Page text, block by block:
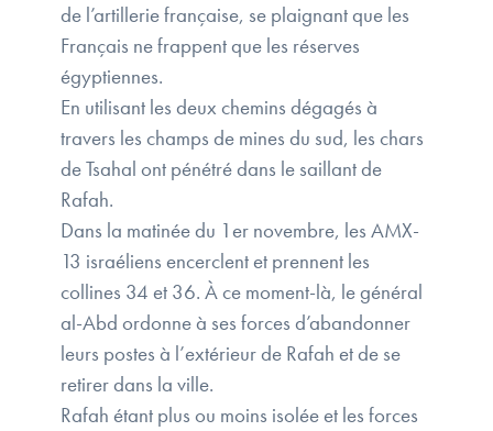
de l’artillerie française, se plaignant que les
Français ne frappent que les réserves
égyptiennes.
En utilisant les deux chemins dégagés à
travers les champs de mines du sud, les chars
de Tsahal ont pénétré dans le saillant de
Rafah.
Dans la matinée du 1er novembre, les AMX-
13 israéliens encerclent et prennent les
collines 34 et 36. À ce moment-là, le général
al-Abd ordonne à ses forces d’abandonner
leurs postes à l’extérieur de Rafah et de se
retirer dans la ville.
Rafah étant plus ou moins isolée et les forces